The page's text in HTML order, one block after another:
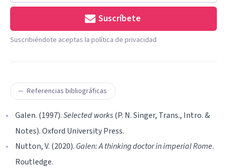
Suscríbete
Suscribiéndote aceptas la política de privacidad
Referencias bibliográficas
Galen. (1997).Selected works(P. N. Singer, Trans., Intro. &
Notes). Oxford University Press.
Nutton, V. (2020). Galen: A thinking doctor in imperial Rome.
Routledge.